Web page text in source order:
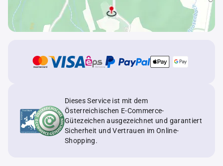
Dieses Service ist mit dem
Österreichischen E-Commerce-
Gütezeichen ausgezeichnet und garantiert
Sicherheit und Vertrauen im Online-
Shopping.